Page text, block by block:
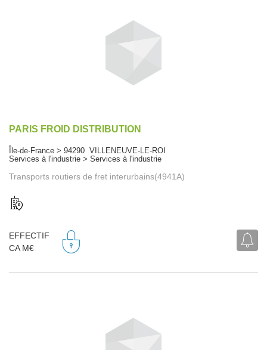
PARIS FROID DISTRIBUTION
Île-de-France > 94290 VILLENEUVE-LE-ROI
Services à l'industrie > Services à l'industrie
Transports routiers de fret interurbains(4941A)
EFFECTIF
CA M€